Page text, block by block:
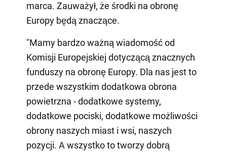
marca. Zauważył, że środki na obronę
Europy będą znaczące.
"Mamy bardzo ważną wiadomość od
Komisji Europejskiej dotyczącą znacznych
funduszy na obronę Europy. Dla nas jest to
przede wszystkim dodatkowa obrona
powietrzna - dodatkowe systemy,
dodatkowe pociski, dodatkowe możliwości
obrony naszych miast i wsi, naszych
pozycji. A wszystko to tworzy dobrą